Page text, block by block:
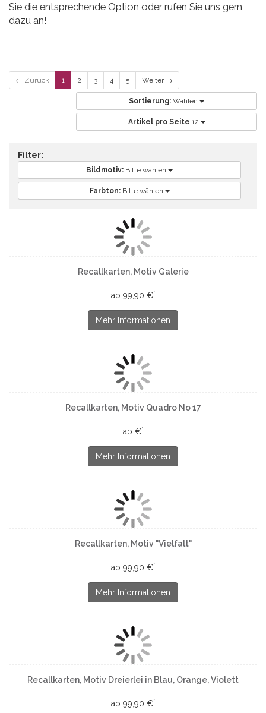
Sie die entsprechende Option oder rufen Sie uns gern
dazu an!
← Zurück 1 2 3 4 5 Weiter →
Sortierung: Wählen
Artikel pro Seite 12
Filter:
Bildmotiv: Bitte wählen
Farbton: Bitte wählen
Recallkarten, Motiv Galerie
ab 99,90 €*
Mehr Informationen
Recallkarten, Motiv Quadro No 17
ab €*
Mehr Informationen
Recallkarten, Motiv "Vielfalt"
ab 99,90 €*
Mehr Informationen
Recallkarten, Motiv Dreierlei in Blau, Orange, Violett
ab 99,90 €*